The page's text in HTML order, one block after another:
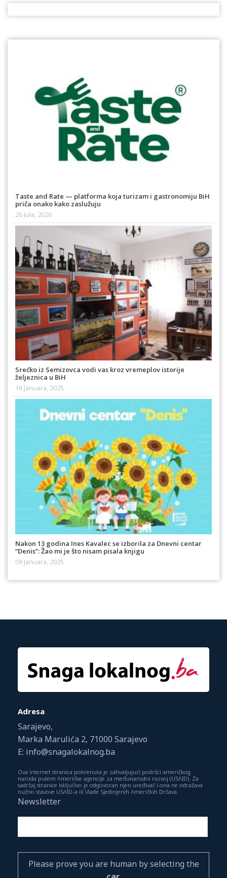
Taste and Rate — platforma koja turizam i gastronomiju BiH
priča onako kako zaslužuju
26 Jula, 2026
Srećko iz Semizovca vodi vas kroz vremeplov istorije
željeznica u BiH
16 Januara, 2025
Nakon 13 godina Ines Kavalec se izborila za Dnevni centar
“Denis”: Žao mi je što nisam pisala knjigu
09 Januara, 2025
Adresa
Sarajevo,
Marka Marulića 2, 71000 Sarajevo
E: info@snagalokalnog.ba
Ova internet stranica pokrenuta je zahvaljujući podršci američkog
naroda putem Američke agencije za međunarodni razvoj (USAID). Za
sadržaj stranice isključivo je odgovoran njen uređivač i ona ne odražava
nužno stavove USAID-a ili Vlade Sjedinjenih Američkih Država.
Newsletter
Please prove you are human by selecting the